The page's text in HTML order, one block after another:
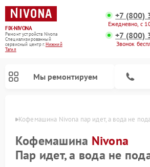
FIX-NIVONA
Ремонт устройств Nivona
Специализированный
cервисный центр г.Нижний
Тагил
+7 (800)
Ежедневно, с
+7 (800)
Звонок
Мы ремонтируем
Кофемашина Nivona пар идет, а вода не
Кофемашина Nivona
Пар идет, а вода не